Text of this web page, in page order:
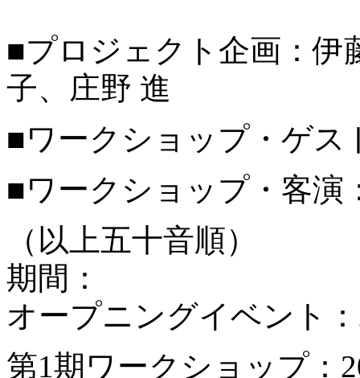
■プロジェクト企画：伊
子、庄野 進
■ワークショップ・ゲス
■ワークショップ・客演
（以上五十音順）
期間：
オープニングイベント
第1期ワークショップ：